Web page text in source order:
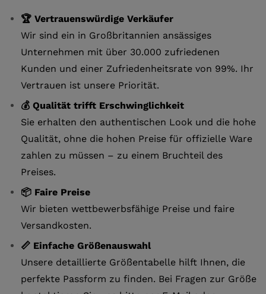
🏆 Vertrauenswürdige Verkäufer
Wir sind ein in Großbritannien ansässiges
Unternehmen mit über 30.000 zufriedenen
Kunden und einer Zufriedenheitsrate von 99%. Ihr
Vertrauen ist unsere Priorität.
💰 Qualität trifft Erschwinglichkeit
Sie erhalten den authentischen Look und die hohe
Qualität, ohne die hohen Preise für offizielle Ware
zahlen zu müssen – zu einem Bruchteil des
Preises.
📦 Faire Preise
Wir bieten wettbewerbsfähige Preise und faire
Versandkosten.
📏 Einfache Größenauswahl
Unsere detaillierte Größentabelle hilft Ihnen, die
perfekte Passform zu finden. Bei Fragen zur Größe